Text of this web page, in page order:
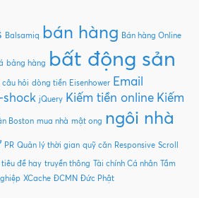
Balsamiq bán hàng Bán hàng Online
bảng hàng bất động sản
câu hỏi dòng tiền Eisenhower Email
shock jQuery Kiếm tiền online Kiếm
Boston mua nhà mật ong ngôi nhà
PR Quản lý thời gian quỹ căn Responsive Scroll
tiêu đề hay truyền thông Tài chính Cá nhân Tầm
XCache ĐCMN Đức Phật